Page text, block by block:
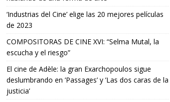
‘Industrias del Cine’ elige las 20 mejores películas
de 2023
COMPOSITORAS DE CINE XVI: “Selma Mutal, la
escucha y el riesgo”
El cine de Adèle: la gran Exarchopoulos sigue
deslumbrando en ’Passages’ y ’Las dos caras de la
justicia’